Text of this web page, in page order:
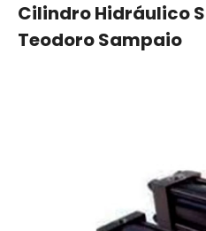
Cilindro Hidráulico
Teodoro Sampaio